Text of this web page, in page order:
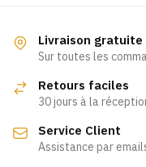
Livraison gratuite
Sur toutes les
Retours faciles
30 jours à la
Service Client
Assistance par